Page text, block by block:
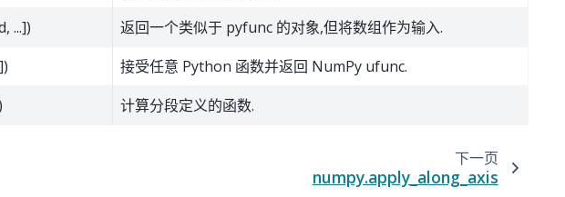
...]) 返回一个类似于 pyfunc 的对象,但将数组作为输入.
接受任意 Python 函数并返回 NumPy ufunc.
计算分段定义的函数.
下一页
numpy.apply_along_axis